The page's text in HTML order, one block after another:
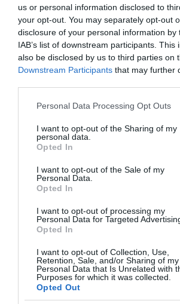
us or personal information disclosed to
your opt-out. You may separately opt-out
disclosure of your personal information by
IAB’s list of downstream participants. This
also be disclosed by us to third parties on
Downstream Participants that may further
Please note that this website/app uses
not limited to your visit or usage
grant or deny consent to Google and its
use your data for below specified
consent section.
Personal Data Processing Opt Outs
I want to opt-out of the Sharing of my
personal data.
Opted In
I want to opt-out of the Sale of my
Personal Data.
Opted In
I want to opt-out of processing my
Personal Data for Targeted
Opted In
I want to opt-out of Collection, Use,
Retention, Sale, and/or Sharing of my
Personal Data that Is Unrelated with
Purposes for which it was collected.
Opted Out
ΠΑΤΗΣΤΕ ΓΙΑ LIVE
paron.gr